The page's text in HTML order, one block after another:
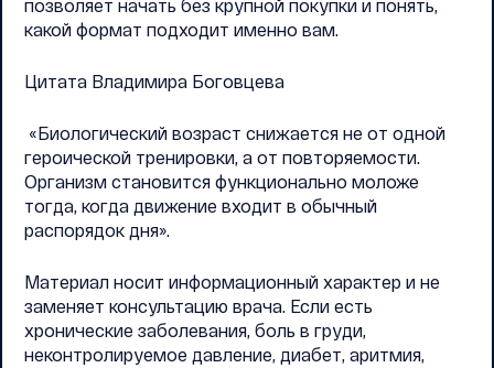
позволяет начать без крупной покупки и понять,
какой формат подходит именно вам.
Цитата Владимира Боговцева
«Биологический возраст снижается не от одной
героической тренировки, а от повторяемости.
Организм становится функционально моложе
тогда, когда движение входит в обычный
распорядок дня».
Материал носит информационный характер и не
заменяет консультацию врача. Если есть
хронические заболевания, боль в груди,
неконтролируемое давление, диабет, аритмия,